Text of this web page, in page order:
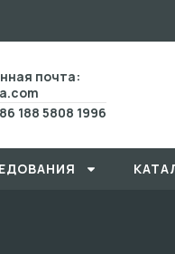
почта:
188 5808 1996